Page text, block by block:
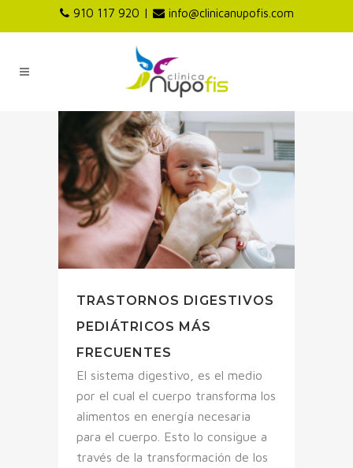
910 117 920 | info@clinicanupofis.com
TRASTORNOS DIGESTIVOS
PEDIÁTRICOS MÁS
FRECUENTES
El sistema digestivo, es el medio
por el cual el cuerpo transforma los
alimentos en energía necesaria
para el cuerpo. Esto lo consigue a
través de la transformación de los